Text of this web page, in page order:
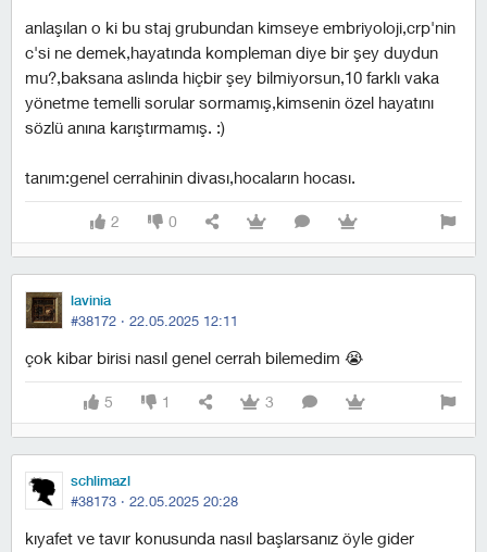
anlaşılan o ki bu staj grubundan kimseye embriyoloji,crp'nin
c'si ne demek,hayatında kompleman diye bir şey duydun
mu?,baksana aslında hiçbir şey bilmiyorsun,10 farklı vaka
yönetme temelli sorular sormamış,kimsenin özel hayatını
sözlü anına karıştırmamış. :)
tanım:genel cerrahinin divası,hocaların hocası.
2 0
lavinia
#38172 · 22.05.2025 12:11
çok kibar birisi nasıl genel cerrah bilemedim 😭
5 1 3
schlimazl
#38173 · 22.05.2025 20:28
kıyafet ve tavır konusunda nasıl başlarsanız öyle gider